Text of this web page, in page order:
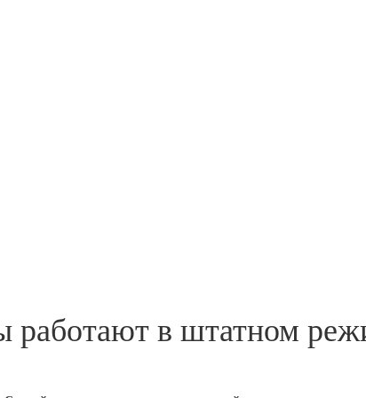
работают в штатном